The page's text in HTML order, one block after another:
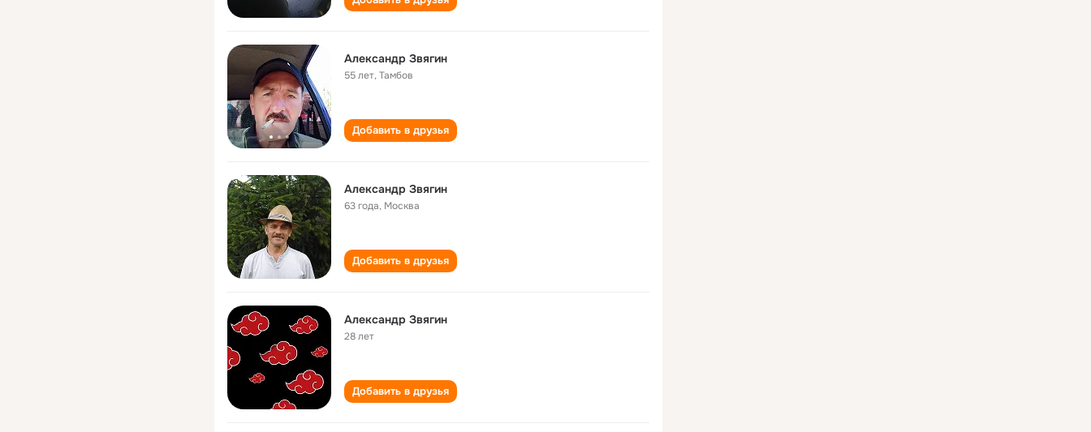
Александр Звягин
55 лет,Тамбов
Добавить в друзья
Александр Звягин
63 года, Москва
Добавить в друзья
Александр Звягин
28 лет
Добавить в друзья